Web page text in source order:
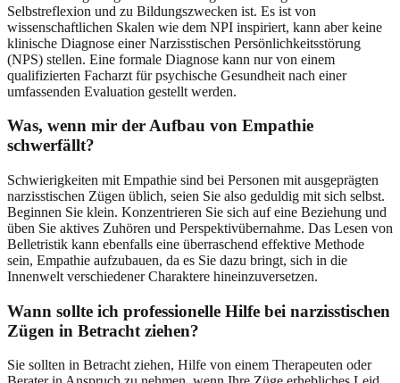
Selbstreflexion und zu Bildungszwecken ist. Es ist von
wissenschaftlichen Skalen wie dem NPI inspiriert, kann aber keine
klinische Diagnose einer Narzisstischen Persönlichkeitsstörung
(NPS) stellen. Eine formale Diagnose kann nur von einem
qualifizierten Facharzt für psychische Gesundheit nach einer
umfassenden Evaluation gestellt werden.
Was, wenn mir der Aufbau von Empathie
schwerfällt?
Schwierigkeiten mit Empathie sind bei Personen mit ausgeprägten
narzisstischen Zügen üblich, seien Sie also geduldig mit sich selbst.
Beginnen Sie klein. Konzentrieren Sie sich auf eine Beziehung und
üben Sie aktives Zuhören und Perspektivübernahme. Das Lesen von
Belletristik kann ebenfalls eine überraschend effektive Methode
sein, Empathie aufzubauen, da es Sie dazu bringt, sich in die
Innenwelt verschiedener Charaktere hineinzuversetzen.
Wann sollte ich professionelle Hilfe bei narzisstischen
Zügen in Betracht ziehen?
Sie sollten in Betracht ziehen, Hilfe von einem Therapeuten oder